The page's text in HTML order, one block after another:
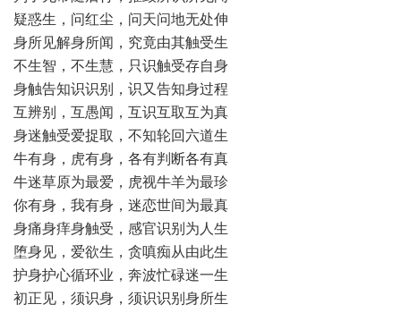
疑惑生，问红尘，问天问地无处伸
身所见解身所闻，究竟由其触受生
不生智，不生慧，只识触受存自身
身触告知识识别，识又告知身过程
互辨别，互愚闻，互识互取互为真
身迷触受爱捉取，不知轮回六道生
牛有身，虎有身，各有判断各有真
牛迷草原为最爱，虎视牛羊为最珍
你有身，我有身，迷恋世间为最真
身痛身痒身触受，感官识别为人生
堕身见，爱欲生，贪嗔痴从由此生
护身护心循环业，奔波忙碌迷一生
初正见，须识身，须识识别身所生